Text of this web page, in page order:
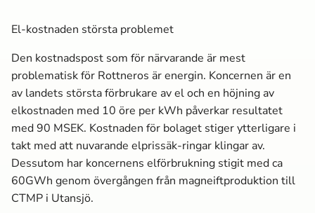
El-kostnaden största problemet
Den kostnadspost som för närvarande är mest
problematisk för Rottneros är energin. Koncernen är en
av landets största förbrukare av el och en höjning av
elkostnaden med 10 öre per kWh påverkar resultatet
med 90 MSEK. Kostnaden för bolaget stiger ytterligare i
takt med att nuvarande elprissäk-ringar klingar av.
Dessutom har koncernens elförbrukning stigit med ca
60GWh genom övergången från magneiftproduktion till
CTMP i Utansjö.